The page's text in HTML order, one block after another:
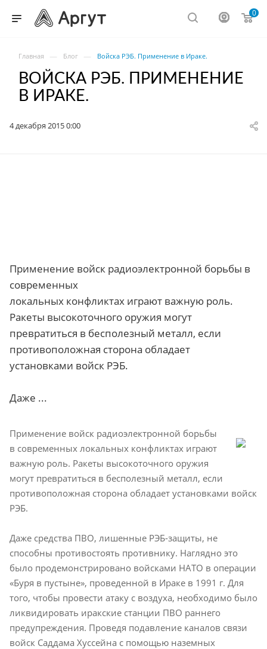
0
Главная — Блог — Войска РЭБ. Применение в Ираке.
ВОЙСКА РЭБ. ПРИМЕНЕНИЕ
В ИРАКЕ.
4 декабря 2015 0:00
Применение войск радиоэлектронной борьбы в
современных
локальных конфликтах играют важную роль.
Ракеты высокоточного оружия могут
превратиться в бесполезный металл, если
противоположная сторона обладает
установками войск РЭБ.
Даже ...
Применение войск радиоэлектронной борьбы
в современных локальных конфликтах играют
важную роль. Ракеты высокоточного оружия
могут превратиться в бесполезный металл, если
противоположная сторона обладает установками войск
РЭБ.
Даже средства ПВО, лишенные РЭБ-защиты, не
способны противостоять противнику. Наглядно это
было продемонстрировано войсками НАТО в операции
«Буря в пустыне», проведенной в Ираке в 1991 г. Для
того, чтобы провести атаку с воздуха, необходимо было
ликвидировать иракские станции ПВО раннего
предупреждения. Проведя подавление каналов связи
войск Саддама Хуссейна с помощью наземных